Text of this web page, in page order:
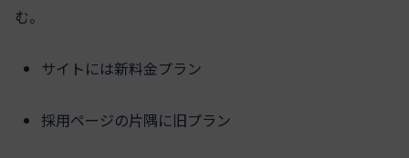
む。
サイトには新料金プラン
採用ページの片隅に旧プラン